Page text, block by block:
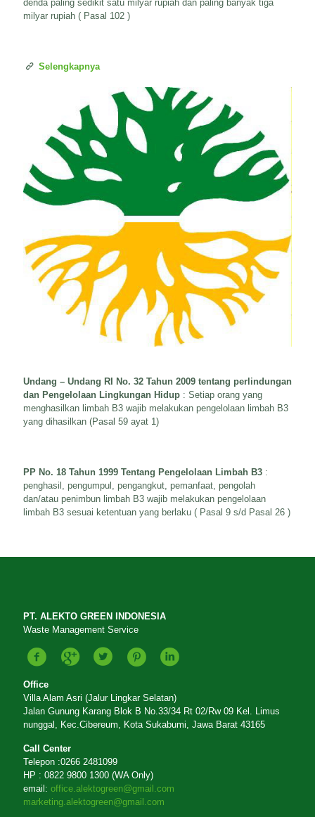
denda paling sedikit satu milyar rupiah dan paling banyak tiga
milyar rupiah ( Pasal 102 )
Selengkapnya
Undang – Undang RI No. 32 Tahun 2009 tentang perlindungan
dan Pengelolaan Lingkungan Hidup : Setiap orang yang
menghasilkan limbah B3 wajib melakukan pengelolaan limbah B3
yang dihasilkan (Pasal 59 ayat 1)
PP No. 18 Tahun 1999 Tentang Pengelolaan Limbah B3 :
penghasil, pengumpul, pengangkut, pemanfaat, pengolah
dan/atau penimbun limbah B3 wajib melakukan pengelolaan
limbah B3 sesuai ketentuan yang berlaku ( Pasal 9 s/d Pasal 26 )
PT. ALEKTO GREEN INDONESIA
Waste Management Service
Office
Villa Alam Asri (Jalur Lingkar Selatan)
Jalan Gunung Karang Blok B No.33/34 Rt 02/Rw 09 Kel. Limus
nunggal, Kec.Cibereum, Kota Sukabumi, Jawa Barat 43165
Call Center
Telepon :0266 2481099
HP : 0822 9800 1300 (WA Only)
email: office.alektogreen@gmail.com
marketing.alektogreen@gmail.com